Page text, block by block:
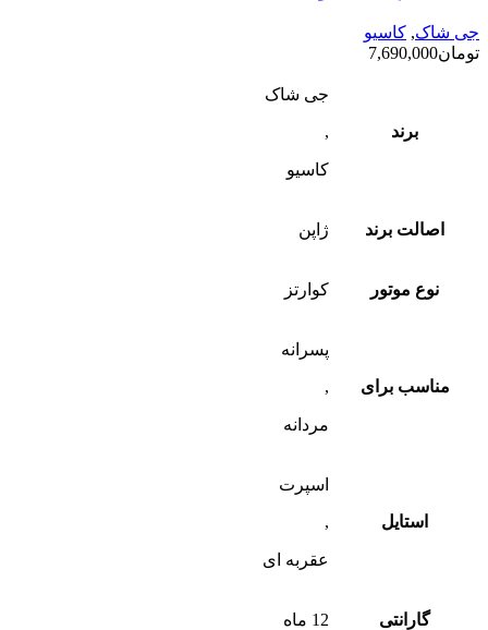
جی شاک, کاسیو
تومان7,690,000
برند
جی شاک
,
کاسیو
اصالت برند ژاپن
نوع موتور کوارتز
مناسب برای
پسرانه
,
مردانه
استایل
اسپرت
,
عقربه ای
گارانتی 12 ماه